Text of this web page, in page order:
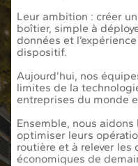
Leur ambition : créer
boîtier, simple à
données et
dispositif.
Aujourd’hui, nos
limites de la
entreprises du monde
Ensemble, nous
optimiser leurs
routière et à relever
économiques de